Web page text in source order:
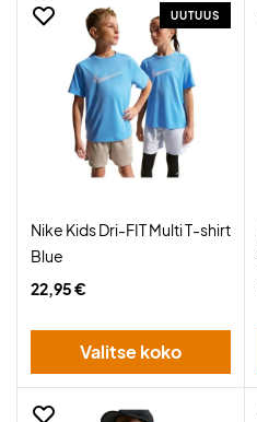
UUTUUS
Nike Kids Dri-FIT Multi T-shirt
Blue
22,95 €
Valitse koko